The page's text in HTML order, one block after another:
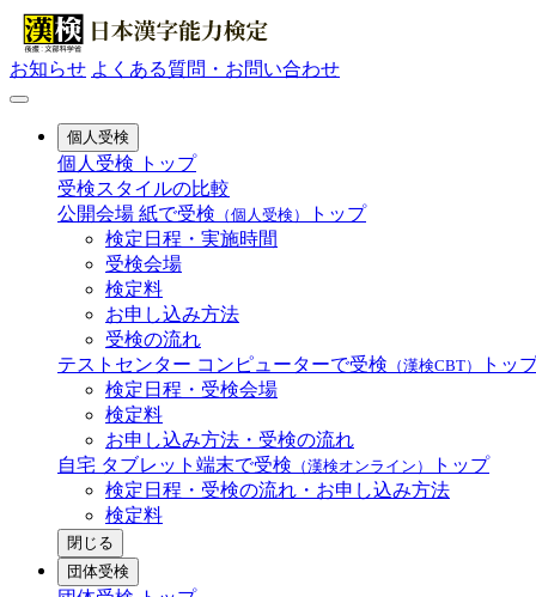
お知らせ よくある質問・お問い合わせ
個人受検
個人受検 トップ
受検スタイルの比較
公開会場 紙で受検 （個人受検）
トップ
検定日程・実施時間
受検会場
検定料
お申し込み方法
受検の流れ
テストセンター コンピューターで受検 （漢検CBT）
トッ
検定日程・受検会場
検定料
お申し込み方法・受検の流れ
自宅 タブレット端末で受検 （漢検オンライン）
トップ
検定日程・受検の流れ・お申し込み方法
検定料
閉じる
団体受検